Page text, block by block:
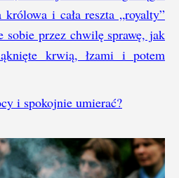
i cała reszta „royalty”
sobie przez chwilę sprawę, jak
krwią, łzami i potem
i spokojnie umierać?